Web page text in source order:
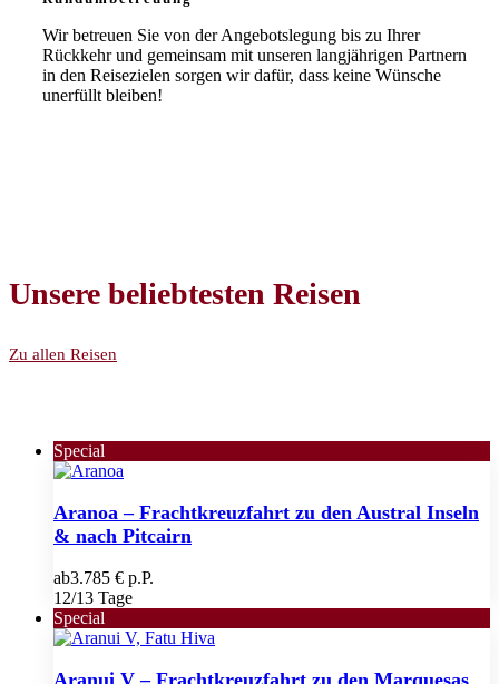
Wir betreuen Sie von der Angebotslegung bis zu Ihrer
Rückkehr und gemeinsam mit unseren langjährigen Partnern
in den Reisezielen sorgen wir dafür, dass keine Wünsche
unerfüllt bleiben!
Unsere beliebtesten Reisen
Zu allen Reisen
Special
Aranoa – Frachtkreuzfahrt zu den Austral Inseln
& nach Pitcairn
ab3.785 € p.P.
12/13 Tage
Special
Aranui V – Frachtkreuzfahrt zu den Marquesas